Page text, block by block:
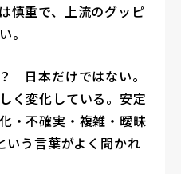
慎重で、上流のグッピ
。
日本だけではない。
く変化している。安定
・不確実・複雑・曖昧
いう言葉がよく聞かれ